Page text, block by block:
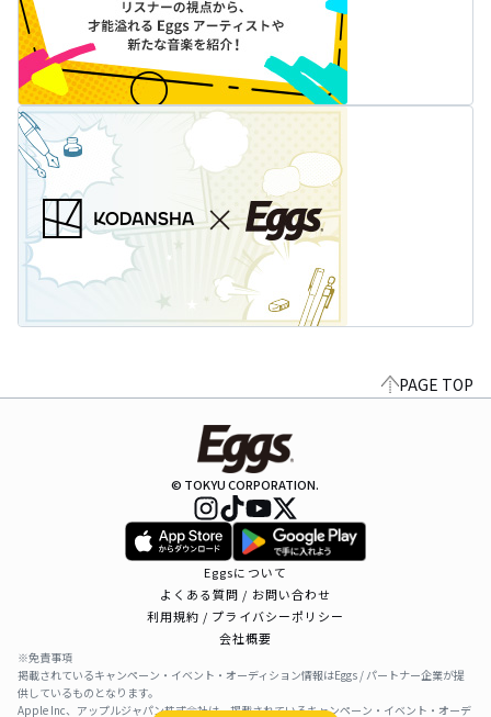
PAGE TOP
© TOKYU CORPORATION.
Eggsについて
よくある質問 / お問い合わせ
利用規約 / プライバシーポリシー
会社概要
※免責事項
掲載されているキャンペーン・イベント・オーディション情報はEggs / パートナー企業が提
供しているものとなります。
Apple Inc、アップルジャパン株式会社は、掲載されているキャンペーン・イベント・オーデ